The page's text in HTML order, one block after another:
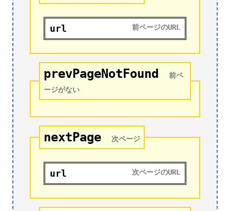
url 前ページのURL
prevPageNotFound
前ペ
ージがない
nextPage 次ページ
url 次ページのURL